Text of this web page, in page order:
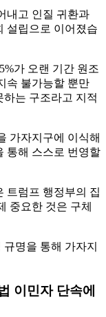
내고 인질 귀환과
설립으로 이어졌습
가 오랜 기간 원조
속 불가능할 뿐만
는 구조라고 지적
가자지구에 이식해
통해 스스로 번영할
트럼프 행정부의 집
중요한 것은 구체
명을 통해 가자지
이민자 단속에